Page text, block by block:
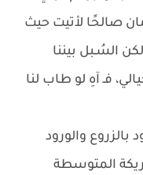
صالحًا لأتيت حيث
السُـبل بيننا
فـ آهِ لو طاب لنا
والورود
المتوسطة